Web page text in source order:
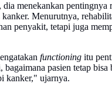
dia menekankan pentingnya
Menurutnya,
penyakit, tetapi juga
functioning itu
bagaimana pasien tetap
kanker," ujarnya.